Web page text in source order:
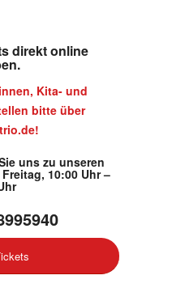
direkt online
Kita- und
bitte über
uns zu unseren
10:00 Uhr –